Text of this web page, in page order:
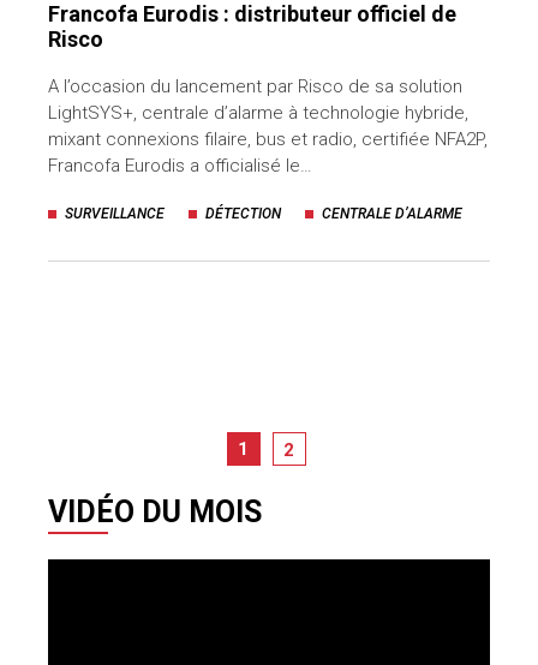
Francofa Eurodis : distributeur officiel de
Risco
A l’occasion du lancement par Risco de sa solution
LightSYS+, centrale d’alarme à technologie hybride,
mixant connexions filaire, bus et radio, certifiée NFA2P,
Francofa Eurodis a officialisé le…
SURVEILLANCE DÉTECTION CENTRALE D’ALARME
1 2
VIDÉO DU MOIS